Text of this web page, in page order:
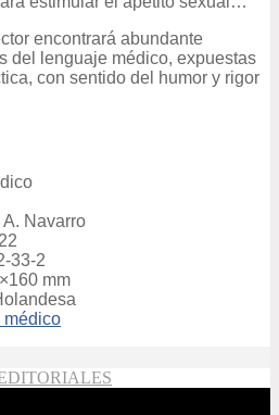
encontrará abundante
del lenguaje médico, expuestas
con sentido del humor y rigor
A. Navarro
33-2
mm
médico